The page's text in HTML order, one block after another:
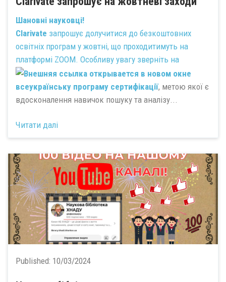
Шановні науковці!
Clarivate запрошує долучитися до безкоштовних
освітніх програм у жовтні, що проходитимуть на
платформі ZOOM. Особливу увагу зверніть на
всеукраїнську програму сертифікації, метою якої є
вдосконалення навичок пошуку та аналізу...
Читати далі
Published: 10/03/2024